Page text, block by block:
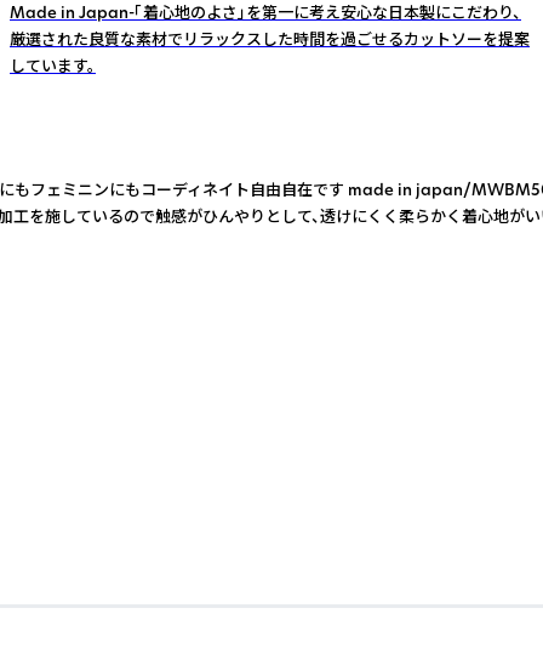
Made in Japan-「着心地のよさ」を第一に考え安心な日本製にこだわり、
厳選された良質な素材でリラックスした時間を過ごせるカットソーを提案
しています。
ー マニッシュにもフェミニンにもコーディネイト自由自
を施しているので触感がひんやりとして、透けにくく柔らかく着心地が